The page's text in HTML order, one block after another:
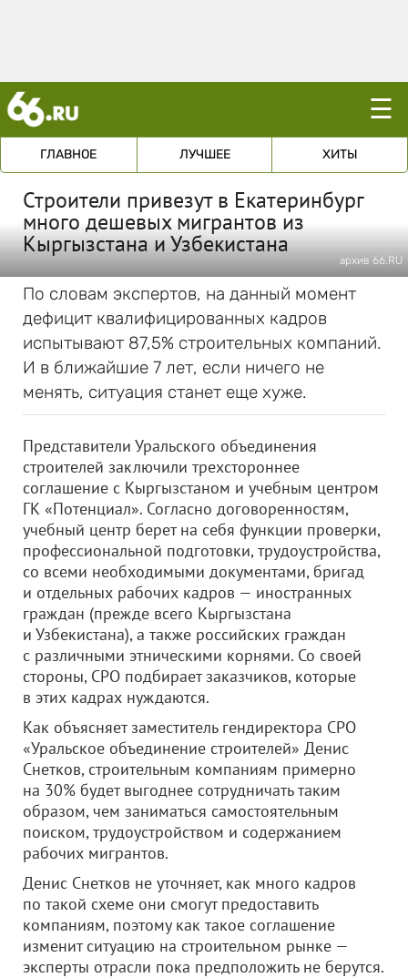
☰
ГЛАВНОЕ ЛУЧШЕЕ ХИТЫ
Строители привезут в Екатеринбург
много дешевых мигрантов из
Кыргызстана и Узбекистана
архив 66.RU
По словам экспертов, на данный момент
дефицит квалифицированных кадров
испытывают 87,5% строительных компаний.
И в ближайшие 7 лет, если ничего не
менять, ситуация станет еще хуже.
Представители Уральского объединения
строителей заключили трехстороннее
соглашение с Кыргызстаном и учебным центром
ГК «Потенциал». Согласно договоренностям,
учебный центр берет на себя функции проверки,
профессиональной подготовки, трудоустройства,
со всеми необходимыми документами, бригад
и отдельных рабочих кадров — иностранных
граждан (прежде всего Кыргызстана
и Узбекистана), а также российских граждан
с различными этническими корнями. Со своей
стороны, СРО подбирает заказчиков, которые
в этих кадрах нуждаются.
Как объясняет заместитель гендиректора СРО
«Уральское объединение строителей» Денис
Снетков, строительным компаниям примерно
на 30% будет выгоднее сотрудничать таким
образом, чем заниматься самостоятельным
поиском, трудоустройством и содержанием
рабочих мигрантов.
Денис Снетков не уточняет, как много кадров
по такой схеме они смогут предоставить
компаниям, поэтому как такое соглашение
изменит ситуацию на строительном рынке —
эксперты отрасли пока предположить не берутся.